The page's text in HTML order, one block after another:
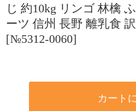
じ 約10kg リンゴ 林檎
ーツ 信州 長野 離乳食
[№5312-0060]
カート